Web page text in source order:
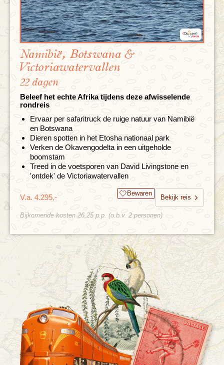
Namibië, Botswana &
Victoriawatervallen
22 dagen
Beleef het echte Afrika tijdens deze afwisselende
rondreis
Ervaar per safaritruck de ruige natuur van Namibië
en Botswana
Dieren spotten in het Etosha nationaal park
Verken de Okavengodelta in een uitgeholde
boomstam
Treed in de voetsporen van David Livingstone en
'ontdek' de Victoriawatervallen
V.a. 4.295,- Bewaren
Bekijk reis
Bijkomende kosten 26,25 p.p. (o.b.v. 2 personen)